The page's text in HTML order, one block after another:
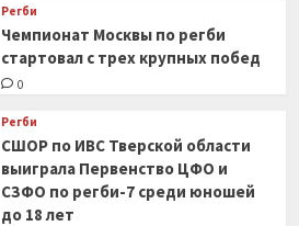
Регби
Чемпионат Москвы по регби
стартовал с трех крупных побед
0
Регби
СШОР по ИВС Тверской области
выиграла Первенство ЦФО и
СЗФО по регби-7 среди юношей
до 18 лет